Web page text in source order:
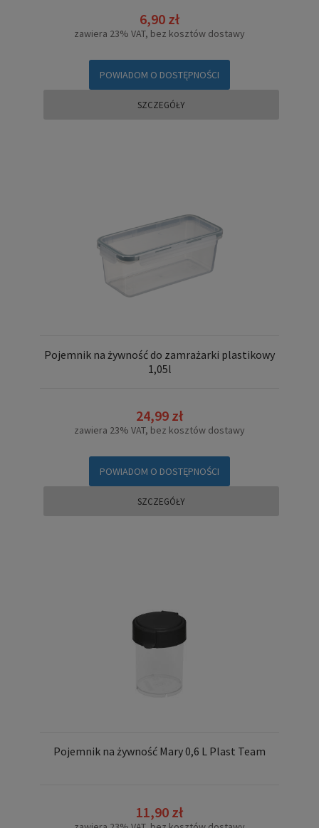
6,90 zł
zawiera 23% VAT, bez kosztów dostawy
POWIADOM O DOSTĘPNOŚCI
SZCZEGÓŁY
Pojemnik na żywność do zamrażarki plastikowy
1,05l
24,99 zł
zawiera 23% VAT, bez kosztów dostawy
POWIADOM O DOSTĘPNOŚCI
SZCZEGÓŁY
Pojemnik na żywność Mary 0,6 L Plast Team
11,90 zł